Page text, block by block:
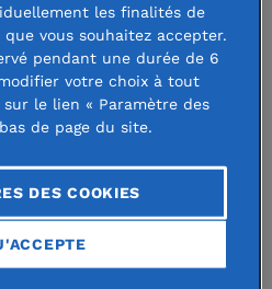
en 2022,
« Grandir en lien
initiatives favorisant
générations au
pratiques
les finalités de
vous souhaitez accepter.
pendant une durée de 6
votre choix à tout
le lien « Paramètre des
de page du site.
DES COOKIES